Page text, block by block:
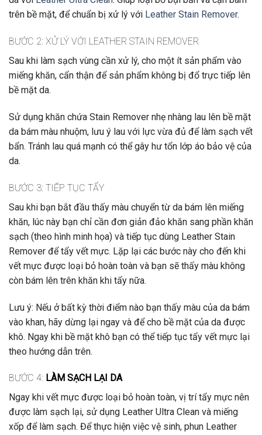
trên bề mặt, để chuẩn bị xử lý với Leather Stain Remover.
BƯỚC 2: XỬ LÝ VỚI LEATHER STAIN REMOVER
Sau khi làm sạch vùng cần xử lý, cho một ít sản phẩm vào
miếng khăn, cẩn thận để sản phẩm không bị đổ trực tiếp lên
bề mặt da.
Sử dụng khăn chứa Stain Remover nhẹ nhàng lau lên bề mặt
da bám màu nhuộm, lưu ý lau với lực vừa đủ để làm sạch vết
bẩn. Tránh lau quá mạnh có thể gây hư tổn lớp áo bảo vệ của
da.
BƯỚC 3: TIẾP TỤC TẨY
Sau khi bạn bắt đầu thấy màu chuyển từ da bám lên miếng
khăn, lúc này bạn chỉ cần đơn giản đảo khăn sang phần khăn
sạch (theo hình minh họa) và tiếp tục dùng Leather Stain
Remover để tẩy vết mực. Lặp lại các bước này cho đến khi
vết mực được loại bỏ hoàn toàn và bạn sẽ thấy màu không
còn bám lên trên khăn khi tẩy nữa.
Lưu ý: Nếu ở bất kỳ thời điểm nào bạn thấy màu của da bám
vào khan, hãy dừng lại ngay và để cho bề mặt của da được
khô. Ngay khi bề mặt khô bạn có thể tiếp tục tẩy vết mực lại
theo hướng dẫn trên.
BƯỚC 4: LÀM SẠCH LẠI DA
Ngay khi vết mực được loại bỏ hoàn toàn, vị trí tẩy mực nên
được làm sạch lại, sử dụng Leather Ultra Clean và miếng
xốp để làm sạch. Để thực hiện việc vệ sinh, phun Leather